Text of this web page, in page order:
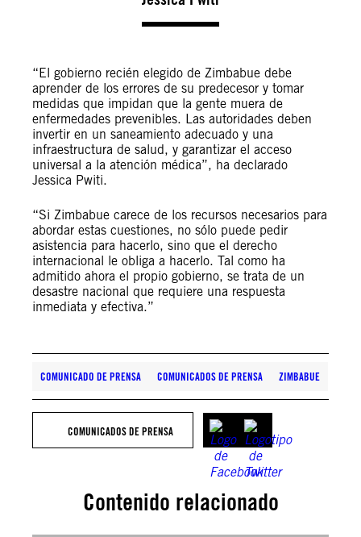
“El gobierno recién elegido de Zimbabue debe
aprender de los errores de su predecesor y tomar
medidas que impidan que la gente muera de
enfermedades prevenibles. Las autoridades deben
invertir en un saneamiento adecuado y una
infraestructura de salud, y garantizar el acceso
universal a la atención médica”, ha declarado
Jessica Pwiti.
“Si Zimbabue carece de los recursos necesarios para
abordar estas cuestiones, no sólo puede pedir
asistencia para hacerlo, sino que el derecho
internacional le obliga a hacerlo. Tal como ha
admitido ahora el propio gobierno, se trata de un
desastre nacional que requiere una respuesta
inmediata y efectiva.”
COMUNICADO DE PRENSA COMUNICADOS DE PRENSA ZIMBABUE
COMUNICADOS DE PRENSA
Contenido relacionado